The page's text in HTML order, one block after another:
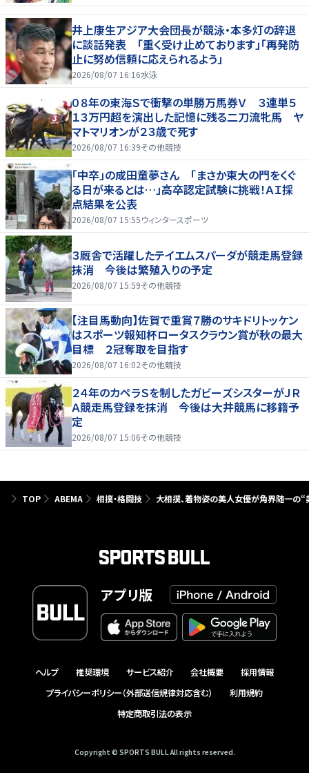
井上康生アジア大会団長が競泳・本多灯の辞退
に談話発表 「重く受け止めております」「再発防
止に努め信頼に応えられるよう」
2026/08/07 16:16水泳
０８年の東海Ｓで衝撃の単勝万馬券Ｖ ３連単５
１３万円超を演出した記憶に残る二刀流牝馬 ヤ
マトマリオンが２３歳で死す
2026/08/07 16:39その他競技
「中卒」の成田童夢さん 「まさか東大の門をくぐ
る日が来るとは…」高卒認定試験に挑戦！ＡＩ採
点結果を公表
2026/08/07 15:55ウィンタースポーツ
３厩舎で活躍したテイエムスパーダが競走馬登録
抹消 今後は繁殖入りの予定
2026/08/07 15:59その他競技
【注目馬動向】佐賀で重賞７勝のサキドリトッケン
はスポーツ報知杯ロータスクラウン賞が秋の最大
目標 ２冠奪取を目指す
2026/08/07 16:02その他競技
２４年のカペラＳを制したガビーズシスターがＪＲ
Ａ競走馬登録を抹消 今後は大井競馬に移籍予
定
2026/08/07 15:06その他競技
TOP ABEMA 相撲・格闘技 大相撲、着物姿の美人女優が角界随一の“
アプリ版
ヘルプ 推奨環境 サービス紹介 会社概要
採用情報
プライバシーポリシー（外部送信規律対応含む）
利用規約
特定商取引法の表示
Copyright © SPORTS BULL All rights reserved.